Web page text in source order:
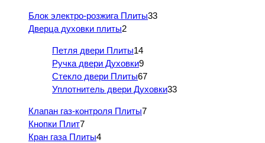
Блок электро-розжига Плиты33
Дверца духовки плиты2
Петля двери Плиты14
Ручка двери Духовки9
Стекло двери Плиты67
Уплотнитель двери Духовки33
Клапан газ-контроля Плиты7
Кнопки Плит7
Кран газа Плиты4